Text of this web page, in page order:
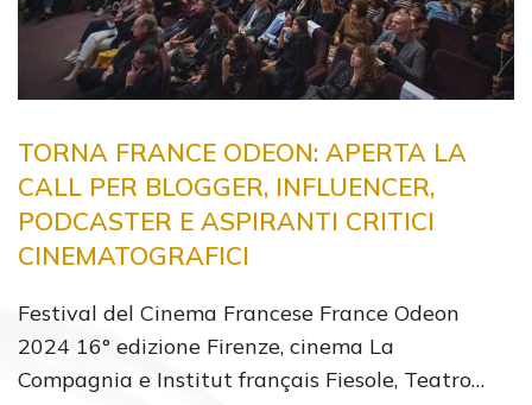
TORNA FRANCE ODEON: APERTA LA
CALL PER BLOGGER, INFLUENCER,
PODCASTER E ASPIRANTI CRITICI
CINEMATOGRAFICI
Festival del Cinema Francese France Odeon
2024 16° edizione Firenze, cinema La
Compagnia e Institut français Fiesole, Teatro…